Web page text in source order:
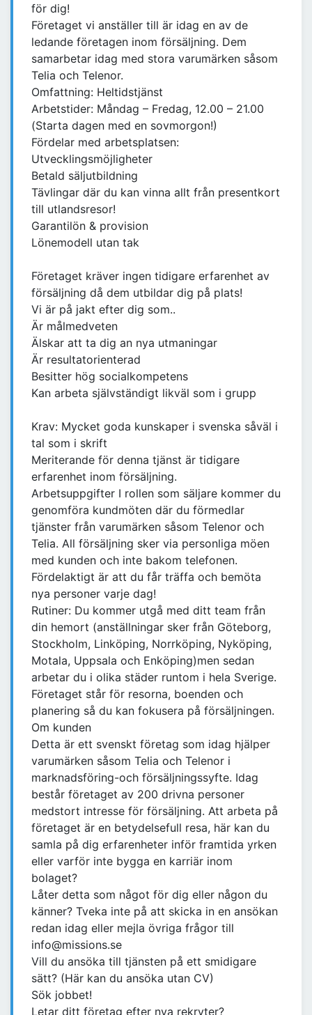
för dig!
Företaget vi anställer till är idag en av de
ledande företagen inom försäljning. Dem
samarbetar idag med stora varumärken såsom
Telia och Telenor.
Omfattning: Heltidstjänst
Arbetstider: Måndag – Fredag, 12.00 – 21.00
(Starta dagen med en sovmorgon!)
Fördelar med arbetsplatsen:
Utvecklingsmöjligheter
Betald säljutbildning
Tävlingar där du kan vinna allt från presentkort
till utlandsresor!
Garantilön & provision
Lönemodell utan tak
Företaget kräver ingen tidigare erfarenhet av
försäljning då dem utbildar dig på plats!
Vi är på jakt efter dig som..
Är målmedveten
Älskar att ta dig an nya utmaningar
Är resultatorienterad
Besitter hög socialkompetens
Kan arbeta självständigt likväl som i grupp
Krav: Mycket goda kunskaper i svenska såväl i
tal som i skrift
Meriterande för denna tjänst är tidigare
erfarenhet inom försäljning.
Arbetsuppgifter I rollen som säljare kommer du
genomföra kundmöten där du förmedlar
tjänster från varumärken såsom Telenor och
Telia. All försäljning sker via personliga möen
med kunden och inte bakom telefonen.
Fördelaktigt är att du får träffa och bemöta
nya personer varje dag!
Rutiner: Du kommer utgå med ditt team från
din hemort (anställningar sker från Göteborg,
Stockholm, Linköping, Norrköping, Nyköping,
Motala, Uppsala och Enköping)men sedan
arbetar du i olika städer runtom i hela Sverige.
Företaget står för resorna, boenden och
planering så du kan fokusera på försäljningen.
Om kunden
Detta är ett svenskt företag som idag hjälper
varumärken såsom Telia och Telenor i
marknadsföring-och försäljningssyfte. Idag
består företaget av 200 drivna personer
medstort intresse för försäljning. Att arbeta på
företaget är en betydelsefull resa, här kan du
samla på dig erfarenheter inför framtida yrken
eller varför inte bygga en karriär inom
bolaget?
Låter detta som något för dig eller någon du
känner? Tveka inte på att skicka in en ansökan
redan idag eller mejla övriga frågor till
info@missions.se
Vill du ansöka till tjänsten på ett smidigare
sätt? (Här kan du ansöka utan CV)
Sök jobbet!
Letar ditt företag efter nya rekryter?